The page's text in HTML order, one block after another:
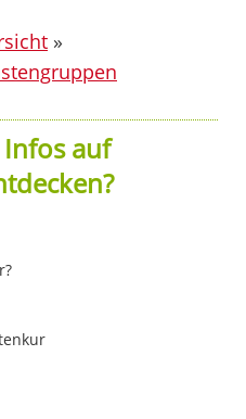
»
auf